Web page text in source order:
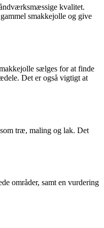
kvalitet.
smakkejolle og give
sælges for at finde
Det er også vigtigt at
træ, maling og lak. Det
områder, samt en vurdering